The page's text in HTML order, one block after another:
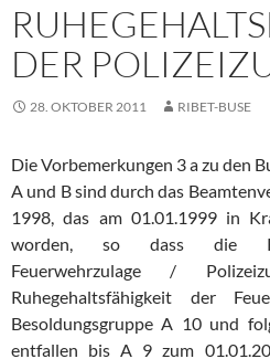
DER
28. OKTOBER 2011 RIBET-BUSE
Die Vorbemerkungen 3 a zu den
A und B sind durch das
1998, das am 01.01.1999 in
worden, so dass die
Feuerwehrzulage /
Ruhegehaltsfähigkeit der
Besoldungsgruppe A 10 und
entfallen bis A 9 zum